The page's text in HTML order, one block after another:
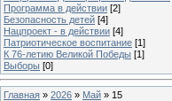
Программа в действии [2]
Безопасность детей [4]
Нацпроект - в действии [4]
Патриотическое воспитание [1]
К 76-летию Великой Победы [1]
Выборы [0]
Главная » 2026 » Май » 15